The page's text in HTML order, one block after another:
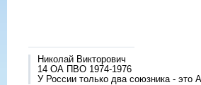
Николай Викторович
14 ОА ПВО 1974-1976
У России только два союзника - это